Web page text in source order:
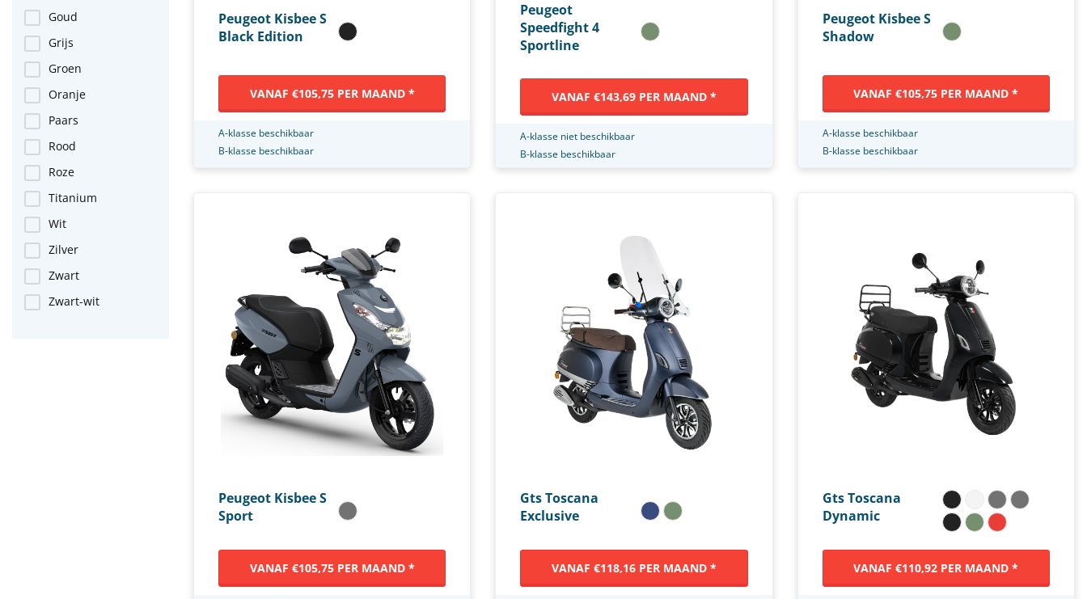
Goud
Grijs
Groen
Oranje
Paars
Rood
Roze
Titanium
Wit
Zilver
Zwart
Zwart-wit
Peugeot Kisbee S
Black Edition
VANAF €105,75 PER MAAND *
A-klasse beschikbaar
B-klasse beschikbaar
Peugeot
Speedfight 4
Sportline
VANAF €143,69 PER MAAND *
A-klasse niet beschikbaar
B-klasse beschikbaar
Peugeot Kisbee S
Shadow
VANAF €105,75 PER MAAND *
A-klasse beschikbaar
B-klasse beschikbaar
Peugeot Kisbee S
Sport
VANAF €105,75 PER MAAND *
Gts Toscana
Exclusive
VANAF €118,16 PER MAAND *
Gts Toscana
Dynamic
VANAF €110,92 PER MAAND *